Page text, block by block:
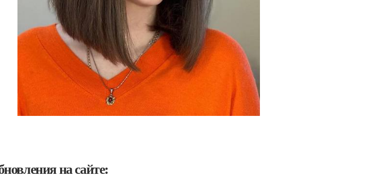
на сайте: